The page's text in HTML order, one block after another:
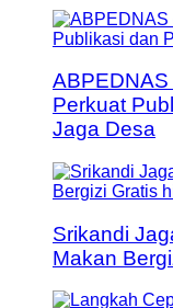
Perkuat
Jaga Desa
Srikandi
Makan